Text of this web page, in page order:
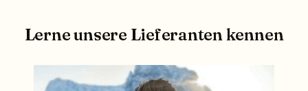
Lerne unsere Lieferanten kennen